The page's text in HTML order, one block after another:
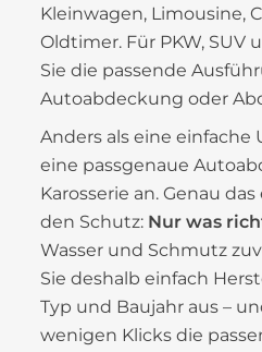
Kleinwagen, Limousine,
Oldtimer. Für PKW, SUV
Sie die passende
Autoabdeckung oder
Anders als eine einfache
eine passgenaue
Karosserie an. Genau
den Schutz: Nur was
Wasser und Schmutz
Sie deshalb einfach
Typ und Baujahr aus –
wenigen Klicks die